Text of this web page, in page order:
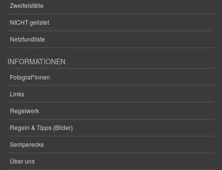
Zweifelsfälle
NICHT gelistet
Netzfundliste
INFORMATIONEN
Fotograf*innen
Links
Regelwerk
Regeln & Tipps (Bilder)
Semperecke
Über uns